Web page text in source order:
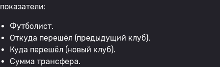
показатели:
Футболист.
Откуда перешёл (предыдущий клуб).
Куда перешёл (новый клуб).
Сумма трансфера.